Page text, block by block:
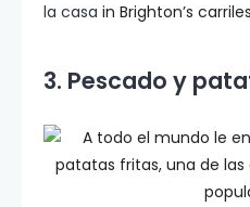
la casa in Brighton’s
3. Pescado y